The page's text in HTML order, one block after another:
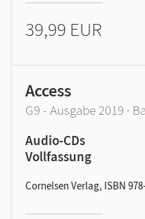
39,99 EUR
Access
G9 - Ausgabe 2019 ·
Audio-CDs
Vollfassung
Cornelsen Verlag, ISBN